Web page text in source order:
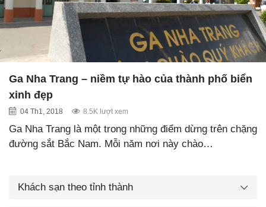
Ga Nha Trang – niềm tự hào của thành phố biển
xinh đẹp
04 Th1, 2018 8.5K lượt xem
Ga Nha Trang là một trong những điểm dừng trên chặng
đường sắt Bắc Nam. Mỗi năm nơi này chào…
Khách sạn theo tỉnh thành